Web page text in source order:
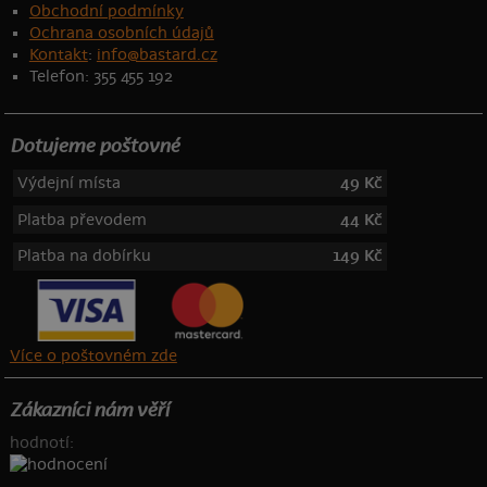
Obchodní podmínky
Ochrana osobních údajů
Kontakt: info@bastard.cz
Telefon: 355 455 192
Dotujeme poštovné
Výdejní místa
49 Kč
Platba převodem
44 Kč
Platba na dobírku
149 Kč
Více o poštovném zde
Zákazníci nám věří
hodnotí: